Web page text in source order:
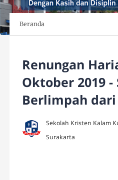
Beranda
Renungan
Oktober 2019
Berlimpah
Sekolah Kristen Kalam
Surakarta